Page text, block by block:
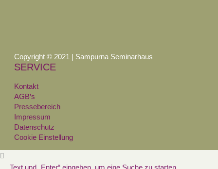
Copyright © 2021 | Sampurna Seminarhaus
SERVICE
Kontakt
AGB’s
Pressebereich
Impressum
Datenschutz
Cookie Einstellung